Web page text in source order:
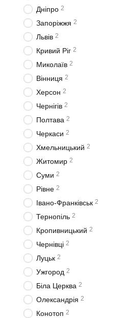
Дніпро 2
Запоріжжя 2
Львів 2
Кривий Ріг 2
Миколаїв 2
Вінниця 2
Херсон 2
Чернігів 2
Полтава 2
Черкаси 2
Хмельницький 2
Житомир 2
Суми 2
Рівне 2
Івано-Франківськ 2
Тернопіль 2
Кропивницький 2
Чернівці 2
Луцьк 2
Ужгород 2
Біла Церква 2
Олександрія 2
Конотоп 2